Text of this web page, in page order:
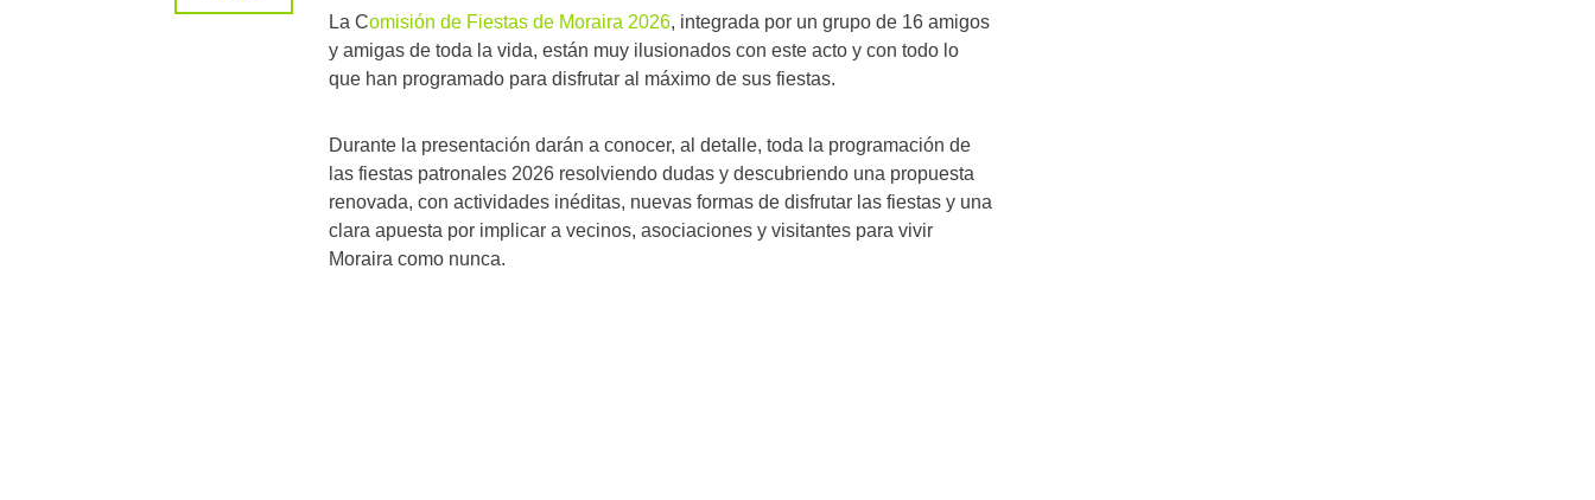
La Comisión de Fiestas de Moraira 2026, integrada por un grupo de 16 amigos
y amigas de toda la vida, están muy ilusionados con este acto y con todo lo
que han programado para disfrutar al máximo de sus fiestas.
Durante la presentación darán a conocer, al detalle, toda la programación de
las fiestas patronales 2026 resolviendo dudas y descubriendo una propuesta
renovada, con actividades inéditas, nuevas formas de disfrutar las fiestas y una
clara apuesta por implicar a vecinos, asociaciones y visitantes para vivir
Moraira como nunca.